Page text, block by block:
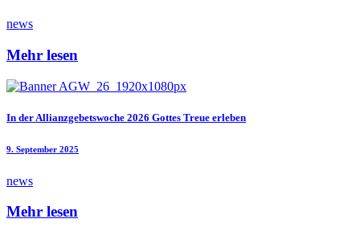
news
Mehr lesen
In der Allianzgebetswoche 2026 Gottes Treue erleben
9. September 2025
news
Mehr lesen